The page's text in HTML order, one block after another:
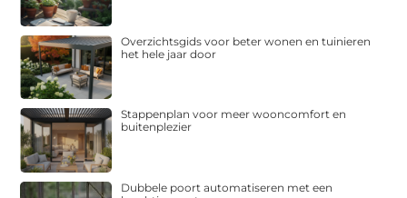
Overzichtsgids voor beter wonen en tuinieren
het hele jaar door
Stappenplan voor meer wooncomfort en
buitenplezier
Dubbele poort automatiseren met een